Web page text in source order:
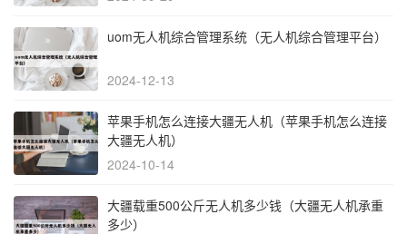
uom无人机综合管理系统（无人机综合管理平台）
2024-12-13
苹果手机怎么连接大疆无人机（苹果手机怎么连接
大疆无人机）
2024-10-14
大疆载重500公斤无人机多少钱（大疆无人机承重
多少）